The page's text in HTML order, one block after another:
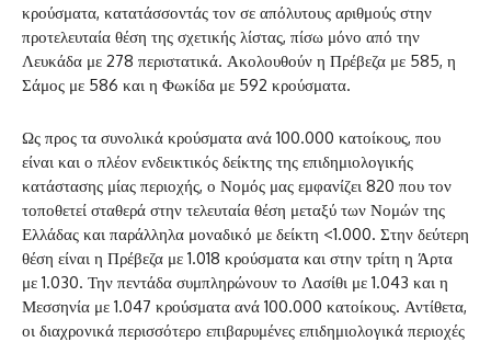
κρούσματα, κατατάσσοντάς τον σε απόλυτους αριθμούς στην
προτελευταία θέση της σχετικής λίστας, πίσω μόνο από την
Λευκάδα με 278 περιστατικά. Ακολουθούν η Πρέβεζα με 585, η
Σάμος με 586 και η Φωκίδα με 592 κρούσματα.
Ως προς τα συνολικά κρούσματα ανά 100.000 κατοίκους, που
είναι και ο πλέον ενδεικτικός δείκτης της επιδημιολογικής
κατάστασης μίας περιοχής, ο Νομός μας εμφανίζει 820 που τον
τοποθετεί σταθερά στην τελευταία θέση μεταξύ των Νομών της
Ελλάδας και παράλληλα μοναδικό με δείκτη <1.000. Στην δεύτερη
θέση είναι η Πρέβεζα με 1.018 κρούσματα και στην τρίτη η Άρτα
με 1.030. Την πεντάδα συμπληρώνουν το Λασίθι με 1.043 και η
Μεσσηνία με 1.047 κρούσματα ανά 100.000 κατοίκους. Αντίθετα,
οι διαχρονικά περισσότερο επιβαρυμένες επιδημιολογικά περιοχές